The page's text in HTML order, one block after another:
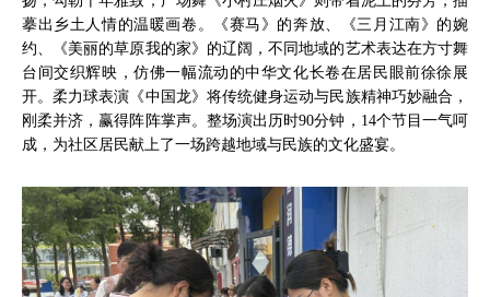
摹出乡土人情的温暖画卷。《赛马》的奔放、《三月江南》的婉
约、《美丽的草原我的家》的辽阔，不同地域的艺术表达在方寸舞
台间交织辉映，仿佛一幅流动的中华文化长卷在居民眼前徐徐展
开。柔力球表演《中国龙》将传统健身运动与民族精神巧妙融合，
刚柔并济，赢得阵阵掌声。整场演出历时90分钟，14个节目一气呵
成，为社区居民献上了一场跨越地域与民族的文化盛宴。